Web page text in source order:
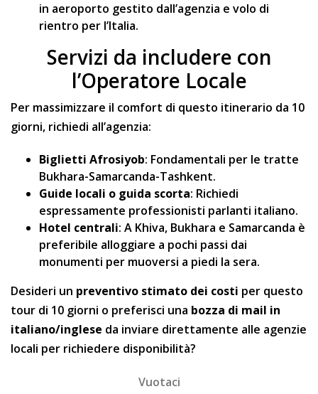
in aeroporto gestito dall’agenzia e volo di
rientro per l’Italia.
Servizi da includere con
l’Operatore Locale
Per massimizzare il comfort di questo itinerario da 10
giorni, richiedi all’agenzia:
Biglietti Afrosiyob: Fondamentali per le tratte
Bukhara-Samarcanda-Tashkent.
Guide locali o guida scorta: Richiedi
espressamente professionisti parlanti italiano.
Hotel centrali: A Khiva, Bukhara e Samarcanda è
preferibile alloggiare a pochi passi dai
monumenti per muoversi a piedi la sera.
Desideri un preventivo stimato dei costi per questo
tour di 10 giorni o preferisci una bozza di mail in
italiano/inglese da inviare direttamente alle agenzie
locali per richiedere disponibilità?
Vuotaci